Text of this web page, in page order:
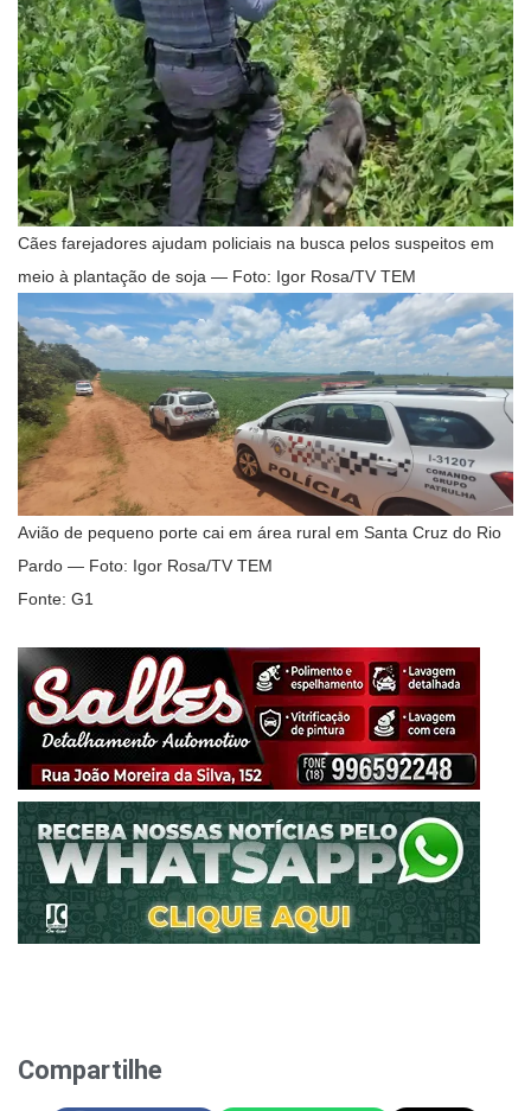
Cães farejadores ajudam policiais na busca pelos suspeitos em
meio à plantação de soja — Foto: Igor Rosa/TV TEM
Avião de pequeno porte cai em área rural em Santa Cruz do Rio
Pardo — Foto: Igor Rosa/TV TEM
Fonte: G1
Compartilhe